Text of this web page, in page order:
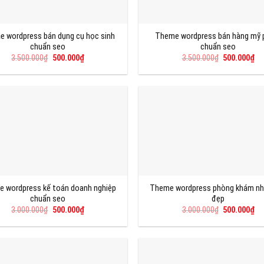
wordpress bán dụng cụ học sinh
chuẩn seo
3.500.000₫ Giá
là:
500.000₫Giá
hiện
tại
Theme wordpress bán hàng mỹ
chuẩn seo
3.500.000₫ Giá
là:
500.000₫Giá
hiện
tại
wordpress kế toán doanh nghiệp
chuẩn seo
3.000.000₫ Giá
là:
500.000₫Giá
hiện
tại
Theme wordpress phòng khám
đẹp
3.000.000₫ Giá
là:
500.000₫Giá
hiện
tại